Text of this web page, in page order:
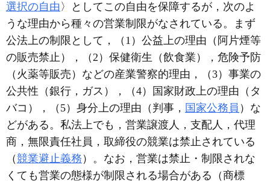
選択の自由 〉としてこの自由を保障するが，次のよ
うな理由から種々の営業制限がなされている。まず
公法上の制限として，（1）公益上の理由（阿片煙等
の販売禁止），（2）保健衛生（飲食業），危険予防
（火薬等販売）などの産業警察的理由，（3）事業の
公共性（銀行，ガス），（4）国家財政上の理由（タ
バコ），（5）身分上の理由（判事， 国家公務員 ）な
どがある。私法上でも，営業譲渡人，支配人，代理
商，無限責任社員，取締役の競業は禁止されている
（競業避止義務 ）。なお，営業は禁止・制限されな
くても営業の態様が制限される場合がある（商標